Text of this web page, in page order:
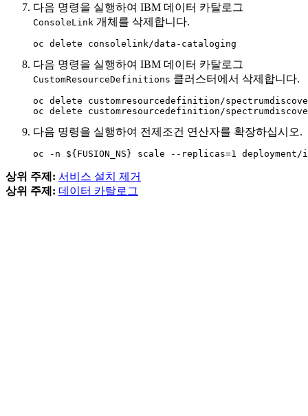
다음 명령을 실행하여 IBM 데이터 카탈로그
ConsoleLink 개체를 삭제합니다.
oc delete consolelink/data-cataloging
다음 명령을 실행하여 IBM 데이터 카탈로그
CustomResourceDefinitions 클러스터에서 삭제합니다.
oc delete customresourcedefinition/
oc delete customresourcedefinition/
다음 명령을 실행하여 전제조건 연산자를 확장하십시오.
상위 주제: 서비스 설치 제거
상위 주제: 데이터 카탈로그